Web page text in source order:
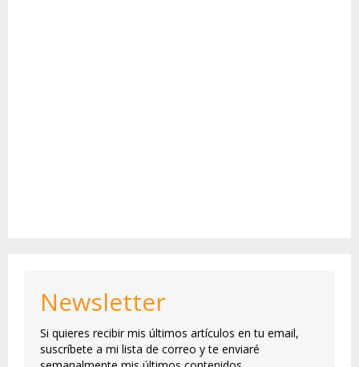
Newsletter
Si quieres recibir mis últimos artículos en tu email,
suscríbete a mi lista de correo y te enviaré